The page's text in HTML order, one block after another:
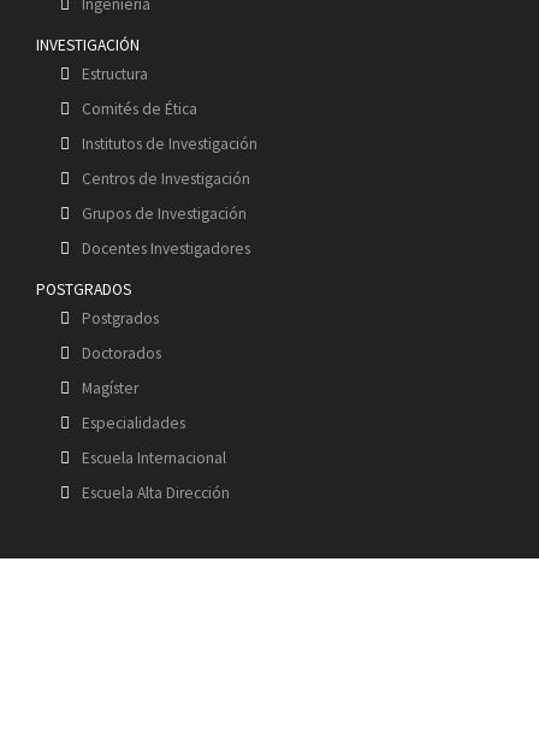
Ingeniería
INVESTIGACIÓN
Estructura
Comités de Ética
Institutos de Investigación
Centros de Investigación
Grupos de Investigación
Docentes Investigadores
POSTGRADOS
Postgrados
Doctorados
Magíster
Especialidades
Escuela Internacional
Escuela Alta Dirección